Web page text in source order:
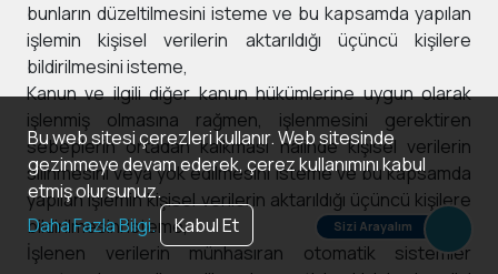
bunların düzeltilmesini isteme ve bu kapsamda yapılan
işlemin kişisel verilerin aktarıldığı üçüncü kişilere
bildirilmesini isteme,
Kanun ve ilgili diğer kanun hükümlerine uygun olarak
işlenmiş olmasına rağmen, işlenmesini gerektiren
sebeplerin ortadan kalkması hâlinde kişisel verilerin
silinmesini veya yok edilmesini isteme ve bu kapsamda
yapılan işlemin kişisel verilerin aktarıldığı üçüncü kişilere
bildirilmesini isteme,
İşlenen verilerin münhasıran otomatik sistemler
Sizi Arayalım
Bu web sitesi çerezleri kullanır. Web sitesinde
gezinmeye devam ederek, çerez kullanımını kabul
etmiş olursunuz.
Daha Fazla Bilgi.
Kabul Et